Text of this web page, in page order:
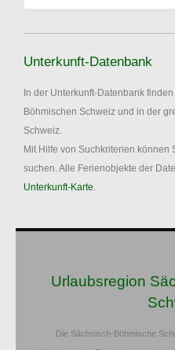
Unterkunft-Datenbank
In der Unterkunft-Datenbank
Böhmischen Schweiz und in der
Schweiz.
Mit Hilfe von Suchkriterien können
suchen. Alle Ferienobjekte der
Unterkunft-Karte.
Urlaubsregion
Die Sächsisch-Böhmische